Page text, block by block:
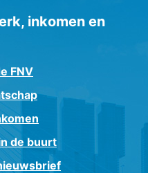
inkomen en
FNV
de buurt